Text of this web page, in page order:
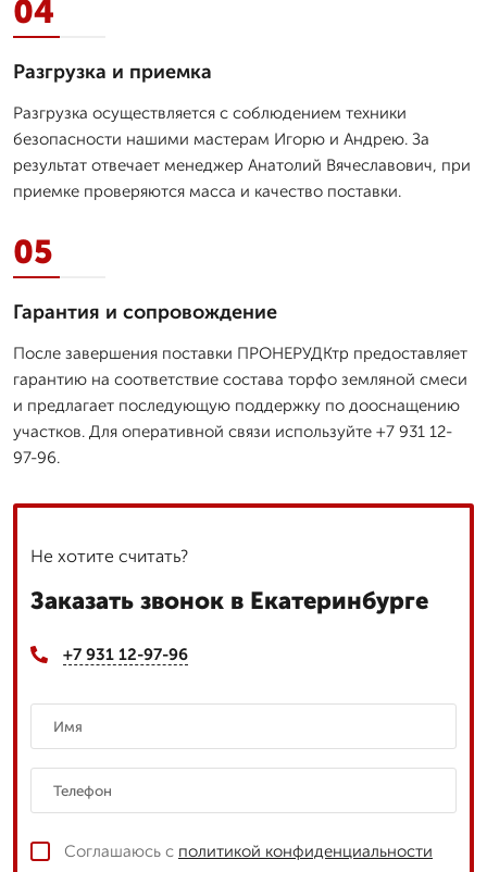
04
Разгрузка и приемка
Разгрузка осуществляется с соблюдением техники
безопасности нашими мастерам Игорю и Андрею. За
результат отвечает менеджер Анатолий Вячеславович, при
приемке проверяются масса и качество поставки.
05
Гарантия и сопровождение
После завершения поставки ПРОНЕРУДКтр предоставляет
гарантию на соответствие состава торфо земляной смеси
и предлагает последующую поддержку по дооснащению
участков. Для оперативной связи используйте +7 931 12-
97-96.
Не хотите считать?
Заказать звонок в Екатеринбурге
+7 931 12-97-96
Соглашаюсь с политикой конфиденциальности